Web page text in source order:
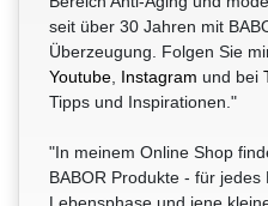
seit über 30 Jahren mit
Überzeugung. Folgen Sie
Youtube Instagram und bei
Tipps und Inspirationen."
"In meinem Online Shop
BABOR Produkte - für jedes